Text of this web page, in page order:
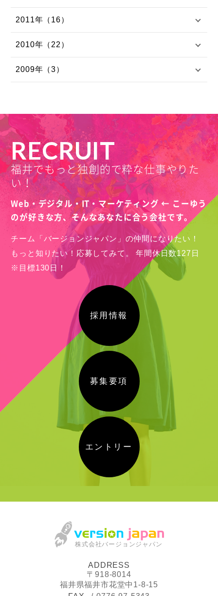
2011年（16）
2010年（22）
2009年（3）
RECRUIT
福井でもっと独創的で粋な仕事やりた
い！
Web・デジタル・IT・マーケティング ← こーゆう
のが好きな方、そんなあなたに合う会社です。
チーム「バージョンジャパン」の仲間になりたい！
もっと知りたい！応募してみて。
年間休日数127日
※目標130日！
採用情報
募集要項
エントリー
株式会社バージョンジャパン
ADDRESS
〒918-8014
福井県福井市花堂中1-8-15